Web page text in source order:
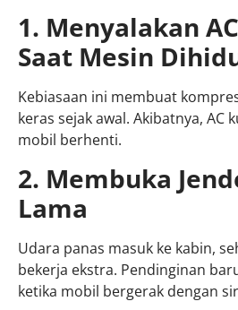
1. Menyalakan
Saat Mesin
Kebiasaan ini membuat
keras sejak awal. Akibatnya, AC
mobil berhenti.
2. Membuka
Lama
Udara panas masuk ke kabin,
bekerja ekstra. Pendinginan
ketika mobil bergerak dengan